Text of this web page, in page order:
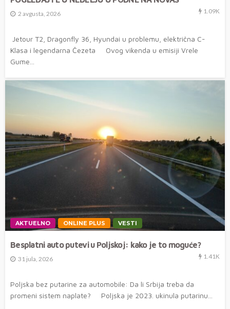
2 avgusta, 2026 1.09K
Jetour T2, Dragonfly 36, Hyundai u problemu, električna C-
Klasa i legendarna Čezeta Ovog vikenda u emisiji Vrele
Gume...
AKTUELNO ONLINE PLUS VESTI
Besplatni auto putevi u Poljskoj: kako je to moguće?
31 jula, 2026 1.41K
Poljska bez putarine za automobile: Da li Srbija treba da
promeni sistem naplate? Poljska je 2023. ukinula putarinu...